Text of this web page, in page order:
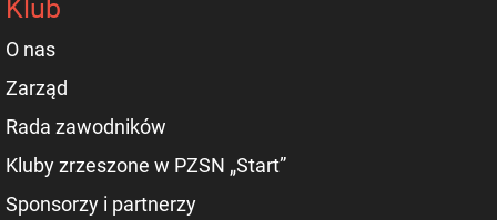
Klub
O nas
Zarząd
Rada zawodników
Kluby zrzeszone w PZSN „Start”
Sponsorzy i partnerzy